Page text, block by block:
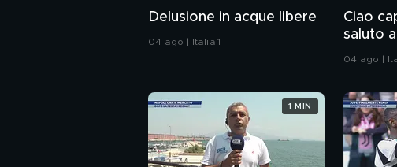
Delusione in acque libere
04 ago | Italia 1
Ciao
saluto
04 ago |
1 MIN